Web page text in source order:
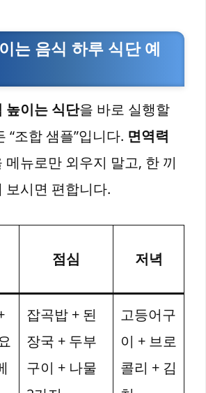
는 음식 하루 식단 예
높이는 식단을 바로 실행할
“조합 샘플”입니다. 면역력
메뉴로만 외우지 말고, 한 끼
보시면 편합니다.
점심 저녁
잡곡밥 + 된
장국 + 두부
구이 + 나물
고등어구
이 + 브로
콜리 + 김